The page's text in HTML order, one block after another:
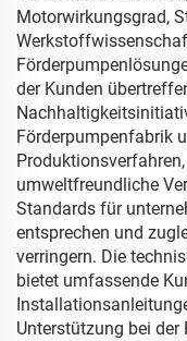
Motorwirkungsgrad,
der Kunden
Förderpumpenfabrik
umweltfreundliche
Standards für
entsprechen und
verringern. Die
bietet umfassende
Unterstützung bei